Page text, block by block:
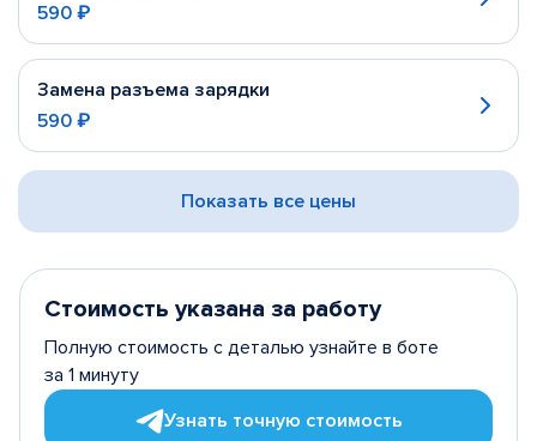
590 ₽
Замена разъема зарядки
590 ₽
Показать все цены
Стоимость указана за работу
Полную стоимость с деталью узнайте в боте
за 1 минуту
Узнать точную стоимость